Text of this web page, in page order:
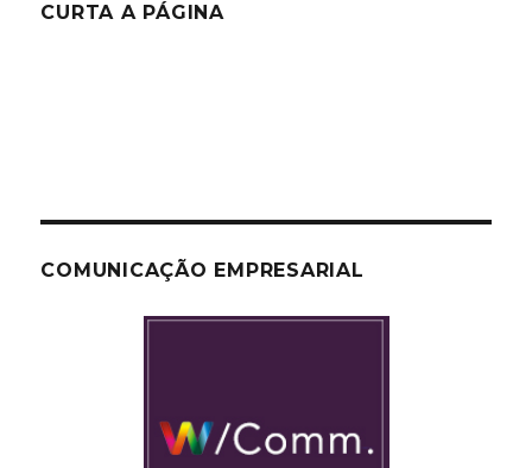
CURTA A PÁGINA
COMUNICAÇÃO EMPRESARIAL